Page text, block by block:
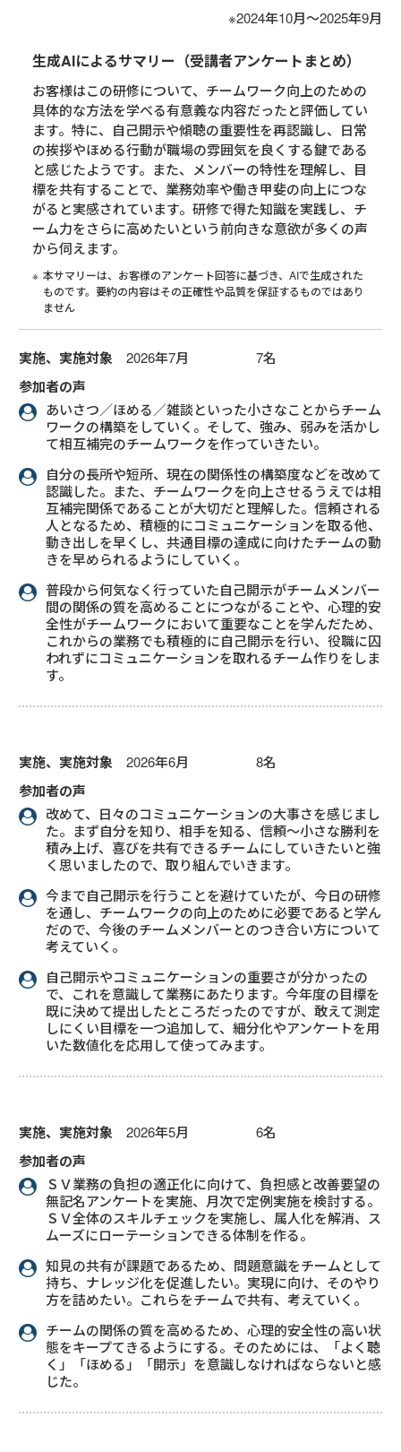
※2024年10月～2025年9月
生成AIによるサマリー（受講者アンケートまとめ）
お客様はこの研修について、チームワーク向上のための
具体的な方法を学べる有意義な内容だったと評価してい
ます。特に、自己開示や傾聴の重要性を再認識し、日常
の挨拶やほめる行動が職場の雰囲気を良くする鍵である
と感じたようです。また、メンバーの特性を理解し、目
標を共有することで、業務効率や働き甲斐の向上につな
がると実感されています。研修で得た知識を実践し、チ
ーム力をさらに高めたいという前向きな意欲が多くの声
から伺えます。
本サマリーは、お客様のアンケート回答に基づき、AIで生成された
ものです。要約の内容はその正確性や品質を保証するものではあり
ません
実施、実施対象 2026年7月 7名
参加者の声
あいさつ／ほめる／雑談といった小さなことからチーム
ワークの構築をしていく。そして、強み、弱みを活かし
て相互補完のチームワークを作っていきたい。
自分の長所や短所、現在の関係性の構築度などを改めて
認識した。また、チームワークを向上させるうえでは相
互補完関係であることが大切だと理解した。信頼される
人となるため、積極的にコミュニケーションを取る他、
動き出しを早くし、共通目標の達成に向けたチームの動
きを早められるようにしていく。
普段から何気なく行っていた自己開示がチームメンバー
間の関係の質を高めることにつながることや、心理的安
全性がチームワークにおいて重要なことを学んだため、
これからの業務でも積極的に自己開示を行い、役職に囚
われずにコミュニケーションを取れるチーム作りをしま
す。
実施、実施対象 2026年6月 8名
参加者の声
改めて、日々のコミュニケーションの大事さを感じまし
た。まず自分を知り、相手を知る、信頼～小さな勝利を
積み上げ、喜びを共有できるチームにしていきたいと強
く思いましたので、取り組んでいきます。
今まで自己開示を行うことを避けていたが、今日の研修
を通し、チームワークの向上のために必要であると学ん
だので、今後のチームメンバーとのつき合い方について
考えていく。
自己開示やコミュニケーションの重要さが分かったの
で、これを意識して業務にあたります。今年度の目標を
既に決めて提出したところだったのですが、敢えて測定
しにくい目標を一つ追加して、細分化やアンケートを用
いた数値化を応用して使ってみます。
実施、実施対象 2026年5月 6名
参加者の声
ＳＶ業務の負担の適正化に向けて、負担感と改善要望の
無記名アンケートを実施、月次で定例実施を検討する。
ＳＶ全体のスキルチェックを実施し、属人化を解消、ス
ムーズにローテーションできる体制を作る。
知見の共有が課題であるため、問題意識をチームとして
持ち、ナレッジ化を促進したい。実現に向け、そのやり
方を詰めたい。これらをチームで共有、考えていく。
チームの関係の質を高めるため、心理的安全性の高い状
態をキープてきるようにする。そのためには、「よく聴
く」「ほめる」「開示」を意識しなければならないと感
じた。